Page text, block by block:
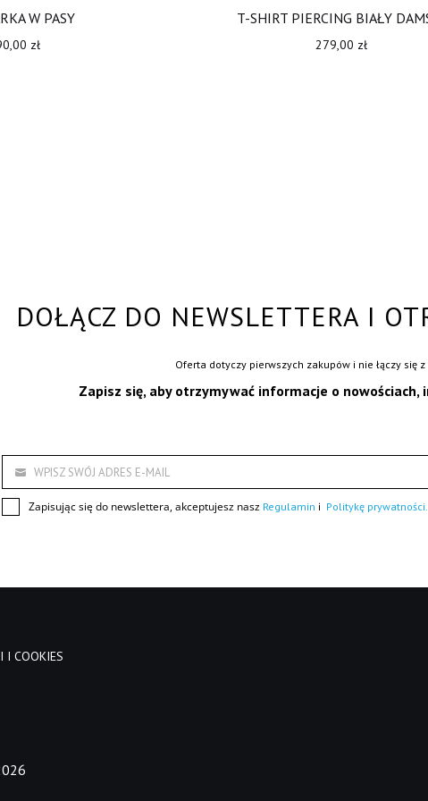
W PASY
zł
T-SHIRT PIERCING BIAŁY
279,00 zł
DOŁĄCZ DO NEWSLETTERA I
Oferta dotyczy pierwszych zakupów i nie łączy się
Zapisz się, aby otrzymywać informacje o nowościach,
WPISZ SWÓJ ADRES E-MAIL
Zapisując się do newslettera, akceptujesz nasz Regulamin i Politykę prywatności.
I COOKIES